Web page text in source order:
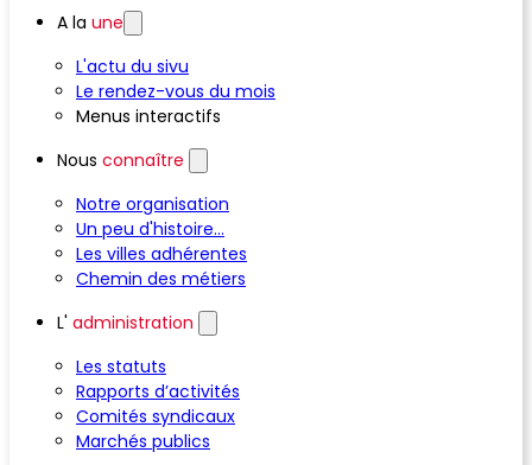
A la une
L'actu du sivu
Le rendez-vous du mois
Menus interactifs
Nous connaître
Notre organisation
Un peu d'histoire...
Les villes adhérentes
Chemin des métiers
L' administration
Les statuts
Rapports d’activités
Comités syndicaux
Marchés publics